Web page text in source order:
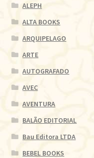
ALEPH
ALTA BOOKS
ARQUIPELAGO
ARTE
AUTOGRAFADO
AVEC
AVENTURA
BALÃO EDITORIAL
Bau Editora LTDA
BEBEL BOOKS